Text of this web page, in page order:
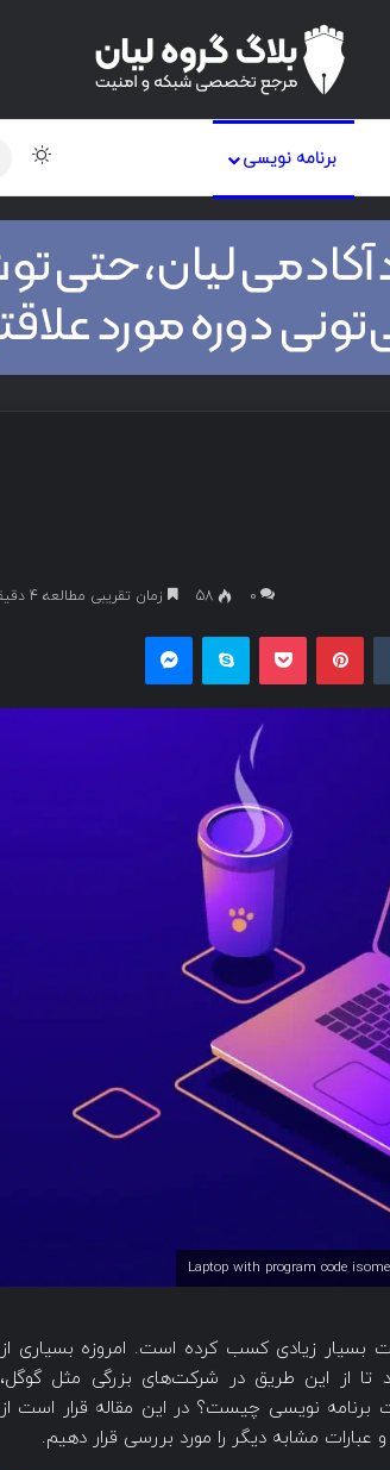
برنامه نویسی
۰ 58 زمان تقریبی مطالعه 4 دقیقه
در 30 سال گذشته محبوبیت بسیار زیادی کسب کرده است. امروزه بسیاری از
تا از این طریق در شرکت‌های بزرگی مثل گوگل،
نویسی چیست؟ در این مقاله قرار است از
مشابه دیگر را مورد بررسی قرار دهیم.